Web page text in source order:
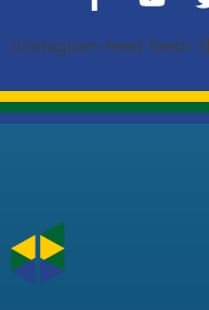
[instagram-feed feed=1]